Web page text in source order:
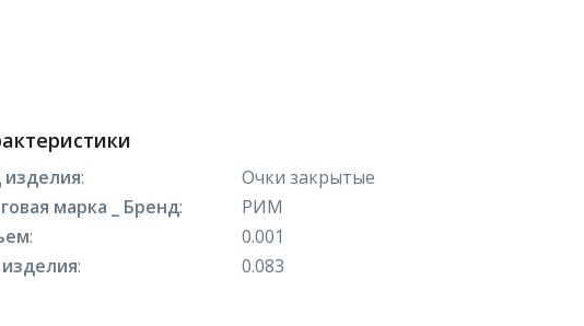
изделия:
Очки закрытые
марка _ Бренд:
РИМ
:
0.001
изделия: 0.083